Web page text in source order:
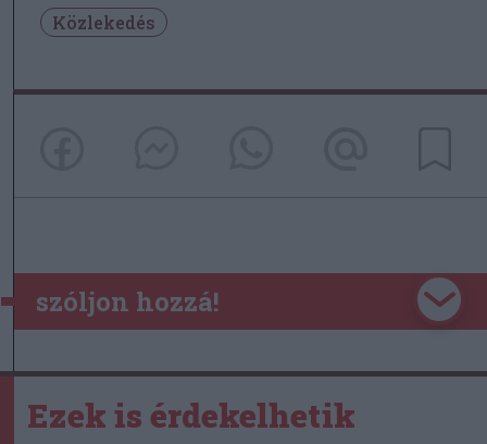
Közlekedés
szóljon hozzá!
Ezek is érdekelhetik